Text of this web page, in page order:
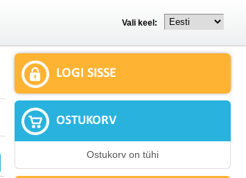
Vali keel:
LOGI SISSE
OSTUKORV
Ostukorv on tühi